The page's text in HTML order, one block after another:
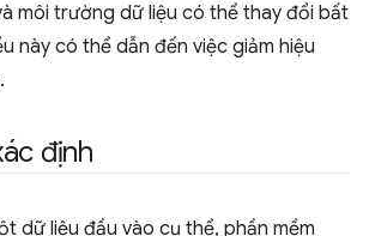
môi trường dữ liệu có thể thay đổi bất
này có thể dẫn đến việc giảm hiệu
định
dữ liệu đầu vào cụ thể, phần mềm